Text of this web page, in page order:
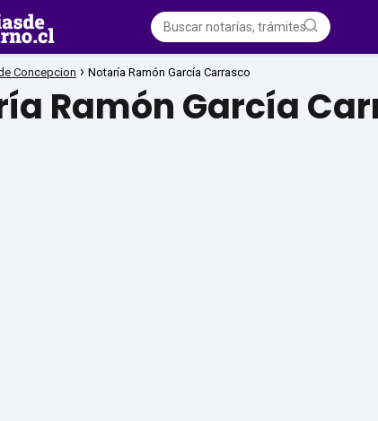
Concepcion Notaría Ramón García Carrasco
Ramón García